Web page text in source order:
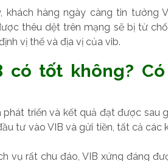
khách hàng ngày càng tin tưởng
thêu dệt trên mạng sẽ bị từ
vị thế và địa vị của vib.
có tốt không?
triển và kết quả đạt được sau
tư vào VIB và gửi tiền, tất cả các
vụ rất chu đáo, VIB xứng đáng